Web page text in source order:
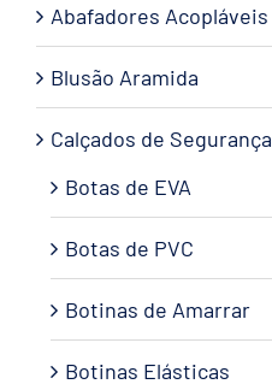
Abafadores Acopláveis
Blusão Aramida
Calçados de Segurança
Botas de EVA
Botas de PVC
Botinas de Amarrar
Botinas Elásticas